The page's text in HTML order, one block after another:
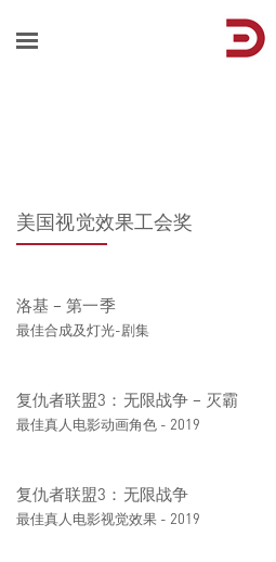
content
美国视觉效果工会奖
洛基 – 第一季
最佳合成及灯光-剧集
复仇者联盟3：无限战争 – 灭霸
最佳真人电影动画角色 - 2019
复仇者联盟3：无限战争
最佳真人电影视觉效果 - 2019